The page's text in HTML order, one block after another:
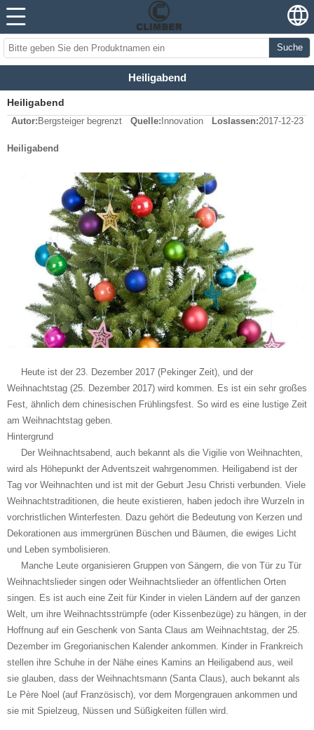
Suche
Heiligabend
Heiligabend
Autor: Bergsteiger begrenzt Quelle: Innovation Loslassen:2017-12-23
Heiligabend
Heute ist der 23. Dezember 2017 (Pekinger Zeit), und der
Weihnachtstag (25. Dezember 2017) wird kommen. Es ist ein sehr großes
Fest, ähnlich dem chinesischen Frühlingsfest. So wird es eine lustige Zeit
am Weihnachtstag geben.
Hintergrund
Der Weihnachtsabend, auch bekannt als die Vigilie von Weihnachten,
wird als Höhepunkt der Adventszeit wahrgenommen. Heiligabend ist der
Tag vor Weihnachten und ist mit der Geburt Jesu Christi verbunden. Viele
Weihnachtstraditionen, die heute existieren, haben jedoch ihre Wurzeln in
vorchristlichen Winterfesten. Dazu gehört die Bedeutung von Kerzen und
Dekorationen aus immergrünen Büschen und Bäumen, die ewiges Licht
und Leben symbolisieren.
Manche Leute organisieren Gruppen von Sängern, die von Tür zu Tür
Weihnachtslieder singen oder Weihnachtslieder an öffentlichen Orten
singen. Es ist auch eine Zeit für Kinder in vielen Ländern auf der ganzen
Welt, um ihre Weihnachtsstrümpfe (oder Kissenbezüge) zu hängen, in der
Hoffnung auf ein Geschenk von Santa Claus am Weihnachtstag, der 25.
Dezember im Gregorianischen Kalender ankommen. Kinder in Frankreich
stellen ihre Schuhe in der Nähe eines Kamins an Heiligabend aus, weil
sie glauben, dass der Weihnachtsmann (Santa Claus), auch bekannt als
Le Père Noel (auf Französisch), vor dem Morgengrauen ankommen und
sie mit Spielzeug, Nüssen und Süßigkeiten füllen wird.